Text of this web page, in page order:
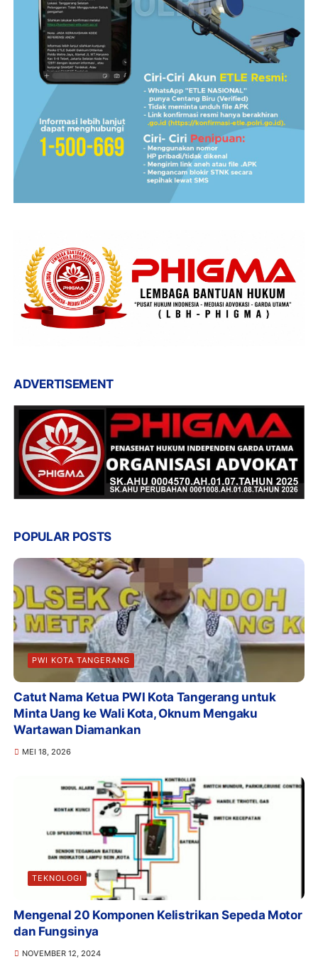
ADVERTISEMENT
POPULAR POSTS
PWI KOTA TANGERANG
Catut Nama Ketua PWI Kota Tangerang untuk
Minta Uang ke Wali Kota, Oknum Mengaku
Wartawan Diamankan
MEI 18, 2026
TEKNOLOGI
Mengenal 20 Komponen Kelistrikan Sepeda Motor
dan Fungsinya
NOVEMBER 12, 2024